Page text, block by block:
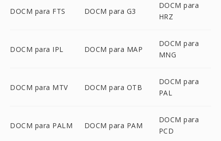
DOCM para FTS DOCM para G3
DOCM para
HRZ
DOCM para IPL DOCM para MAP
DOCM para
MNG
DOCM para MTV DOCM para OTB
DOCM para
PAL
DOCM para PALM DOCM para PAM
DOCM para
PCD